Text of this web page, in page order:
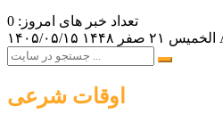
تعداد خبر های امروز: 0
۱۴۰۵/۰۵/۱۵
الخميس ۲۱ صفر ۱۴۴۸
اوقات شرعی